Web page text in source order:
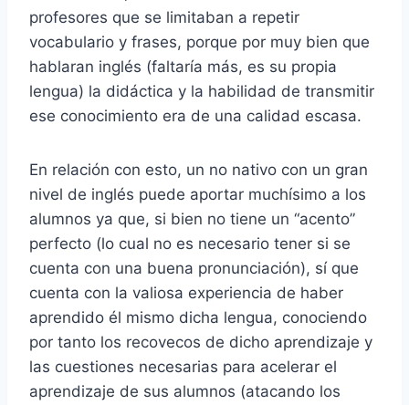
profesores que se limitaban a repetir
vocabulario y frases, porque por muy bien que
hablaran inglés (faltaría más, es su propia
lengua) la didáctica y la habilidad de transmitir
ese conocimiento era de una calidad escasa.
En relación con esto, un no nativo con un gran
nivel de inglés puede aportar muchísimo a los
alumnos ya que, si bien no tiene un “acento”
perfecto (lo cual no es necesario tener si se
cuenta con una buena pronunciación), sí que
cuenta con la valiosa experiencia de haber
aprendido él mismo dicha lengua, conociendo
por tanto los recovecos de dicho aprendizaje y
las cuestiones necesarias para acelerar el
aprendizaje de sus alumnos (atacando los